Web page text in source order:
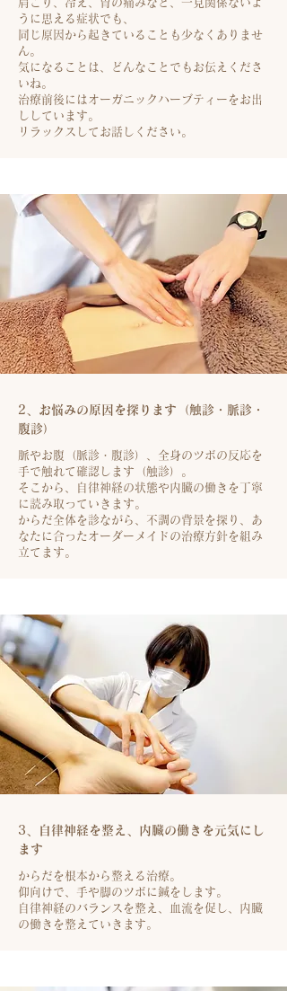
うに思える症状でも、
同じ原因から起きていることも少なくありませ
ん。
気になることは、どんなことでもお伝えくださ
いね。
治療前後にはオーガニックハーブティーをお出
ししています。
リラックスしてお話しください。
2、お悩みの原因を探ります（触診・脈診・
腹診）
脈やお腹（脈診・腹診）、全身のツボの反応を
手で触れて確認します（触診）。
そこから、自律神経の状態や内臓の働きを丁寧
に読み取っていきます。
からだ全体を診ながら、不調の背景を探り、あ
なたに合ったオーダーメイドの治療方針を組み
立てます。
​3、自律神経を整え、内臓の働きを元気にし
ます
​からだを根本から整える治療。
仰向けで、手や脚のツボに鍼をします。
自律神経のバランスを整え、血流を促し、内臓
の働きを整えていきます。